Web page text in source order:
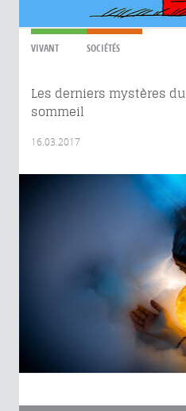
VIVANT SOCIÉTÉS
Les derniers mystères du
sommeil
16.03.2017